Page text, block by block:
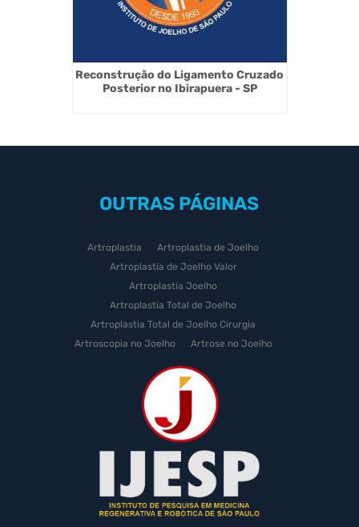
Reconstrução do Ligamento Cruzado
Posterior no Ibirapuera - SP
OUTRAS PÁGINAS
Artroplastia
Artroplastia de Joelho
Artroplastia de Joelho Valor
Artroplastia Joelho
Artroplastia Total de Joelho
Artroplastia Total de Joelho Cirurgia
Artroscopia no Joelho
Artrose no Joelho
Artrose no Joelho Cirurgia
Artrose no Joelho Tratamento
Celulas Tronco Joelho
Celula Tronco Esporte
Cirurgia Artroplastia de Joelho
Cirurgia Artroplastia Joelho
Cirurgia Artrose Joelho Preço
Cirurgia de Artroscopia no Joelho
Cirurgia de Cartilagem do Joelho